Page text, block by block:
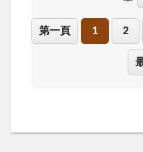
第一頁 1 2